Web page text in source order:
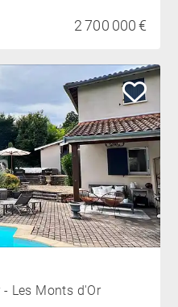
2 700 000 €
Les Monts d'Or